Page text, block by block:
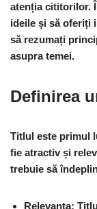
atenția cititorilor.
ideile și să oferiți
să rezumați
asupra temei.
Definirea
Titlul este primul
fie atractiv și
trebuie să
Relevanța: